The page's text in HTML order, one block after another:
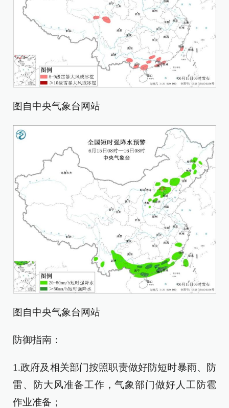
图自中央气象台网站
图自中央气象台网站
防御指南：
1.政府及相关部门按照职责做好防短时暴雨、防
雷、防大风准备工作，气象部门做好人工防雹
作业准备；